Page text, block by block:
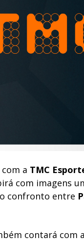
a TMC
com imagens
confronto entre
contará com